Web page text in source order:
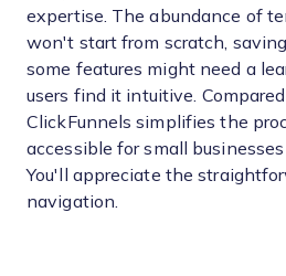
expertise. The abundance of
won't start from scratch,
some features might need a
users find it intuitive.
ClickFunnels simplifies the
accessible for small
You'll appreciate the
navigation.